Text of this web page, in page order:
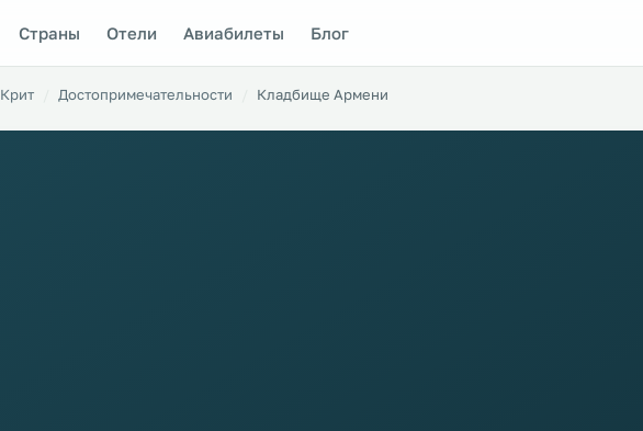
Страны Отели Авиабилеты Блог
Крит Достопримечательности Кладбище Армени